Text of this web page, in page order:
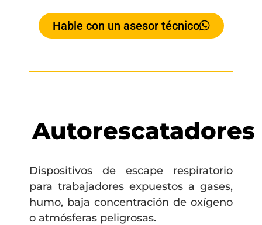
Hable con un asesor técnico
Autorescatadores
Dispositivos de escape respiratorio
para trabajadores expuestos a gases,
humo, baja concentración de oxígeno
o atmósferas peligrosas.